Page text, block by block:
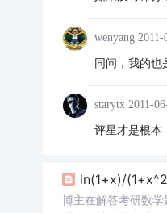
wenyang 2011-
同问，我的也
starytx 2011-
评星才是根本
ln(1+x)/
博主在解答考研数学